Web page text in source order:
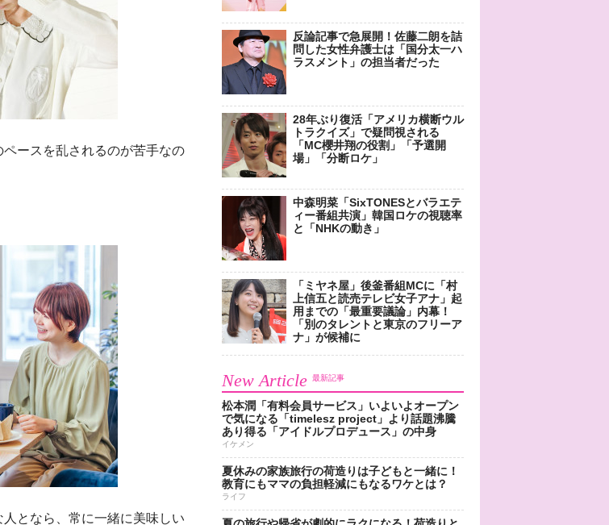
ースを乱されるのが苦手なの
となら、常に一緒に美味しい
反論記事で急展開！佐藤二朗を詰
問した女性弁護士は「国分太一ハ
ラスメント」の担当者だった
28年ぶり復活「アメリカ横断ウル
トラクイズ」で疑問視される
「MC櫻井翔の役割」「予選開
場」「分断ロケ」
中森明菜「SixTONESとバラエテ
ィー番組共演」韓国ロケの視聴率
と「NHKの動き」
「ミヤネ屋」後釜番組MCに「村
上信五と読売テレビ女子アナ」起
用までの「最重要議論」内幕！
「別のタレントと東京のフリーア
ナ」が候補に
New Article 最新記事
松本潤「有料会員サービス」いよいよオープン
で気になる「timelesz project」より話題沸騰
あり得る「アイドルプロデュース」の中身
イケメン
夏休みの家族旅行の荷造りは子どもと一緒に！
教育にもママの負担軽減にもなるワケとは？
ライフ